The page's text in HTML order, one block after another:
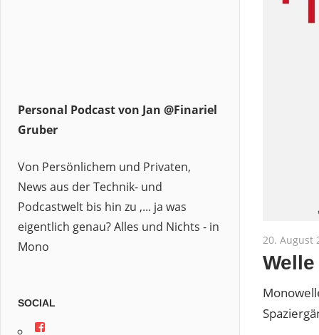
20. August
Personal Podcast von Jan @Finariel
Gruber
Von Persönlichem und Privaten,
News aus der Technik- und
Podcastwelt bis hin zu ,... ja was
eigentlich genau? Alles und Nichts - in
Mono
SOCIAL